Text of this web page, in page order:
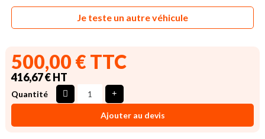
Je teste un autre véhicule
500,00 € TTC
416,67 € HT
Quantité
Ajouter au devis